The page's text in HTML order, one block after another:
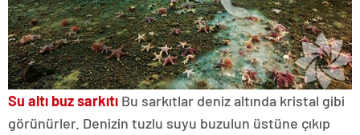
Su altı buz sarkıtı Bu sarkıtlar deniz altında kristal gibi
görünürler. Denizin tuzlu suyu buzulun üstüne çıkıp